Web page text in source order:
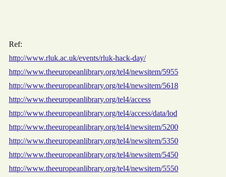
Ref:
http://www.rluk.ac.uk/events/rluk-hack-day/
http://www.theeuropeanlibrary.org/tel4/newsitem/5955
http://www.theeuropeanlibrary.org/tel4/newsitem/5618
http://www.theeuropeanlibrary.org/tel4/access
http://www.theeuropeanlibrary.org/tel4/access/data/lod
http://www.theeuropeanlibrary.org/tel4/newsitem/5200
http://www.theeuropeanlibrary.org/tel4/newsitem/5350
http://www.theeuropeanlibrary.org/tel4/newsitem/5450
http://www.theeuropeanlibrary.org/tel4/newsitem/5550